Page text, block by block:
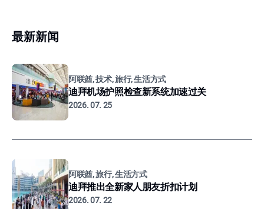
最新新闻
阿联酋, 技术, 旅行, 生活方式
迪拜机场护照检查新系统加速过关
2026. 07. 25
阿联酋, 旅行, 生活方式
迪拜推出全新家人朋友折扣计划
2026. 07. 22